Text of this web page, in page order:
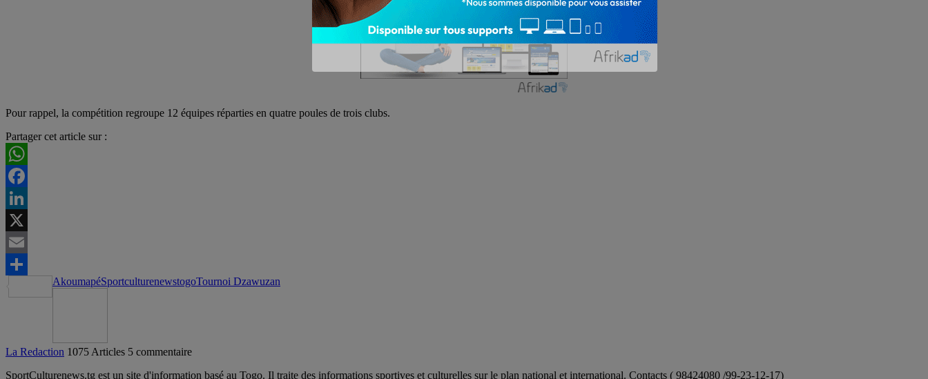
Pour rappel, la compétition regroupe 12 équipes réparties en quatre poules de trois clubs.
Partager cet article sur :
WhatsApp
Facebook
LinkedIn
X
Email
Partager
AkoumapéSportculturenewstogoTournoi Dzawuzan
La Redaction 1075 Articles 5 commentaire
SportCulturenews.tg est un site d'information basé au Togo. Il traite des informations sportives et culturelles sur le plan national et international. Contacts ( 98424080 /99-23-12-17)